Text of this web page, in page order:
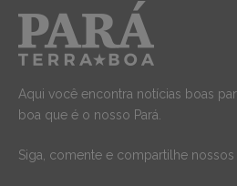
Aqui você encontra notícias boas
boa que é o nosso Pará.
Siga, comente e compartilhe nossos